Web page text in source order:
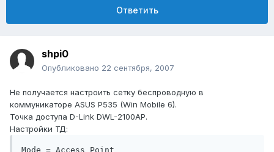
Ответить
shpi0
Опубликовано 22 сентября, 2007
Не получается настроить сетку беспроводную в
коммуникаторе ASUS P535 (Win Mobile 6).
Точка доступа D-Link DWL-2100AP.
Настройки ТД:
Mode = Access Point